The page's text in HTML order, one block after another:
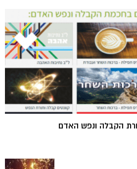
הקבלה ונפש האדם